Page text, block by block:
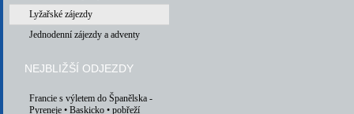
Lyžařské zájezdy
Jednodenní zájezdy a adventy
NEJBLIŽŠÍ ODJEZDY
Francie s výletem do Španělska -
Pyreneje • Baskicko • pobřeží